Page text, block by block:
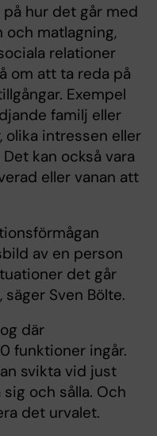
hur det går med
och matlagning,
relationer
om att ta reda på
Exempel
familj eller
olika intressen eller
kan också vara
eller vanan att
av en person
det går
Sven Bölte.
där
funktioner ingår.
svikta vid just
och sålla. Och
det urvalet.